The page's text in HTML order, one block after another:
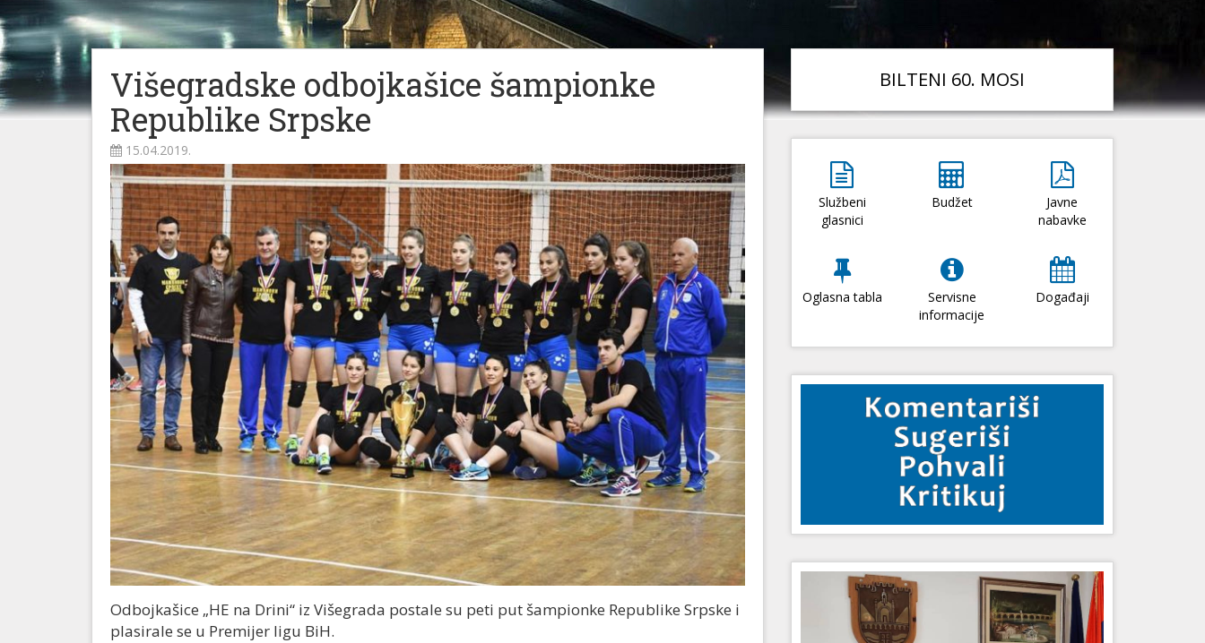
Višegradske odbojkašice šampionke
Republike Srpske
15.04.2019.
Odbojkašice „HE na Drini“ iz Višegrada postale su peti put šampionke Republike Srpske i
plasirale se u Premijer ligu BiH.
BILTENI 60. MOSI
Službeni
glasnici
Budžet
Javne
nabavke
Oglasna tabla
Servisne
informacije
Događaji